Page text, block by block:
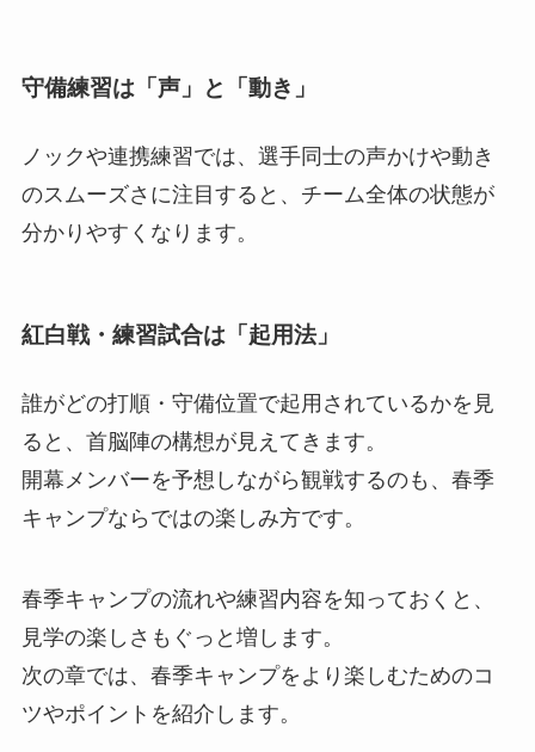
守備練習は「声」と「動き」
ノックや連携練習では、選手同士の声かけや動き
のスムーズさに注目すると、チーム全体の状態が
分かりやすくなります。
紅白戦・練習試合は「起用法」
誰がどの打順・守備位置で起用されているかを見
ると、首脳陣の構想が見えてきます。
開幕メンバーを予想しながら観戦するのも、春季
キャンプならではの楽しみ方です。
春季キャンプの流れや練習内容を知っておくと、
見学の楽しさもぐっと増します。
次の章では、春季キャンプをより楽しむためのコ
ツやポイントを紹介します。